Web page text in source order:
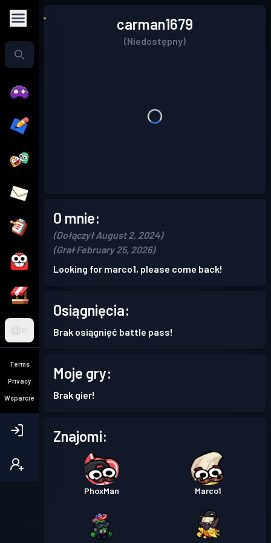
PL
Terms
Privacy
Wsparcie
carman1679
(Niedostępny)
O mnie:
(Dołączył August 2, 2024)
(Grał February 25, 2026)
Looking for marco1, please come back!
Osiągnięcia:
Brak osiągnięć battle pass!
Moje gry:
Brak gier!
Znajomi:
PhoxMan Marco1